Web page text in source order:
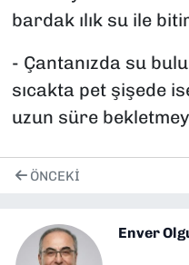
bardak ılık su ile
- Çantanızda su
sıcakta pet şişede
uzun süre
ÖNCEKI
Enver